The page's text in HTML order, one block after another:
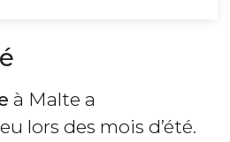
à Malte a
lors des mois d’été.